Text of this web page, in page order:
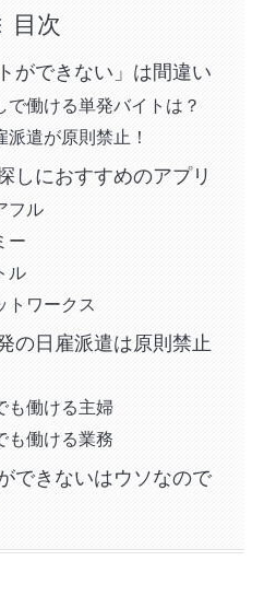
目次
ができない」は間違い
で働ける単発バイトは？
遣が原則禁止！
しにおすすめのアプリ
フル
ー
ル
ワークス
の日雇派遣は原則禁止
働ける主婦
働ける業務
できないはウソなので